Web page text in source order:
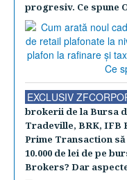
progresiv. Ce spune
EXCLUSIV
brokerii de la Bursa
Tradeville, BRK, IFB
Prime Transaction
10.000 de lei de pe
Brokers? Dar